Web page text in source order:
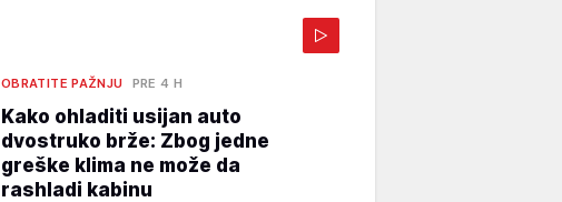
OBRATITE PAŽNJU PRE 4 H
Kako ohladiti usijan auto
dvostruko brže: Zbog jedne
greške klima ne može da
rashladi kabinu